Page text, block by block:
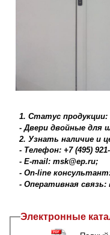
1. Статус продукции:
- Двери двойные для
2. Узнать наличие и
- Телефон: +7 (495)
- E-mail: msk@ep.ru;
- On-line
- Оперативная
Электронные